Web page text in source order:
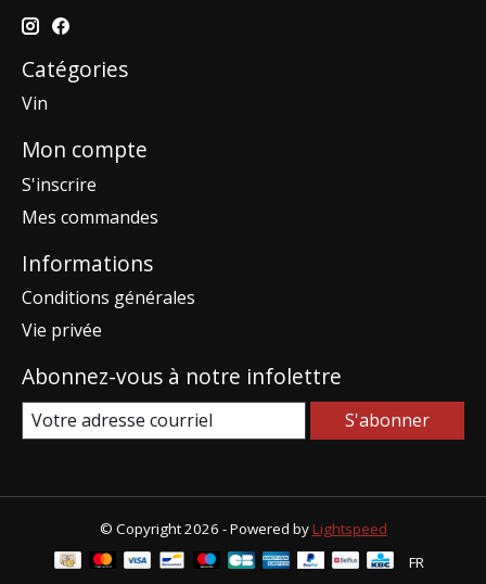
Catégories
Vin
Mon compte
S'inscrire
Mes commandes
Informations
Conditions générales
Vie privée
Abonnez-vous à notre infolettre
S'abonner
© Copyright 2026 - Powered byLightspeed
FR